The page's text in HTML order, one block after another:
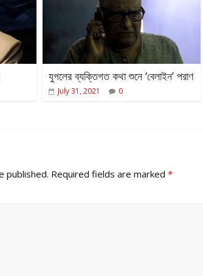
যুগলের ব্যক্তিগত কথা শুনে ‘বেলাইন’ পরাণ
July 31, 2021 0
published. Required fields are marked *